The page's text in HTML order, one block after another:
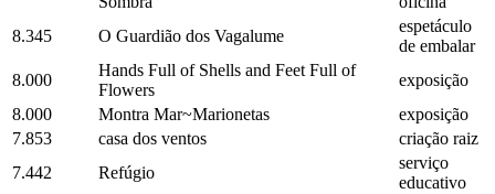
8.345
O Guardião dos Vagalume
espetáculo
de embalar
8.000
Hands Full of Shells and Feet Full of
Flowers
exposição
8.000
Montra Mar~Marionetas
exposição
7.853
casa dos ventos
criação raiz
7.442
Refúgio
serviço
educativo